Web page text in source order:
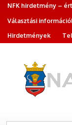
NFK hirdetmény –
Választási
Hirdetmények